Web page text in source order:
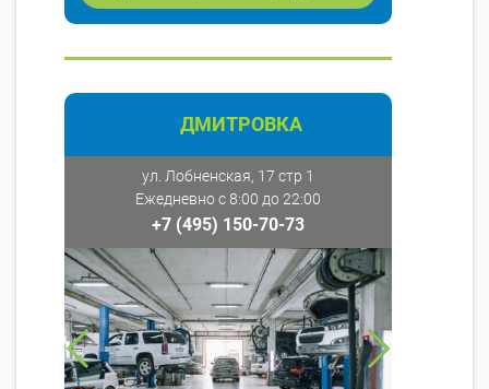
ДМИТРОВКА
ул. Лобненская, 17 стр 1
Ежедневно с 8:00 до 22:00
+7 (495) 150-70-73